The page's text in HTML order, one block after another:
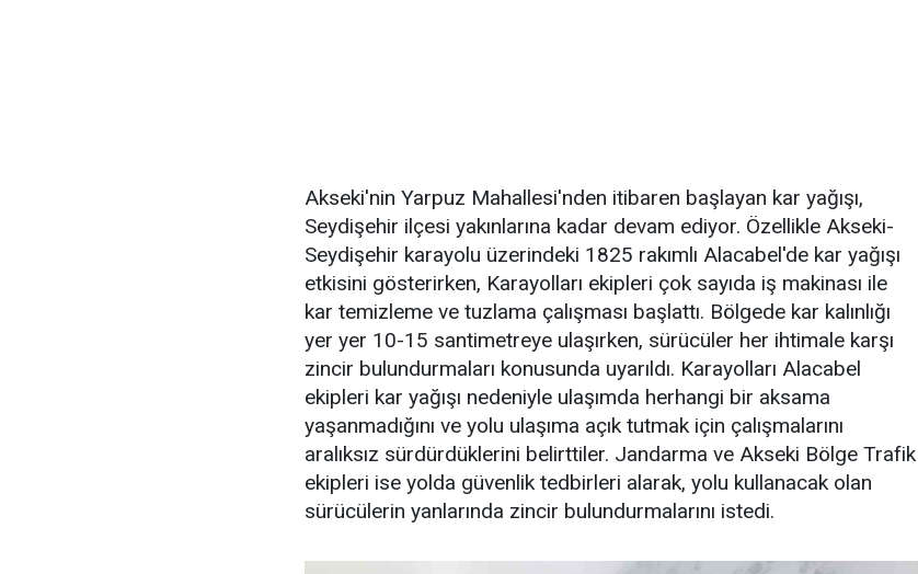
Akseki'nin Yarpuz Mahallesi'nden itibaren başlayan kar yağışı,
Seydişehir ilçesi yakınlarına kadar devam ediyor. Özellikle Akseki-
Seydişehir karayolu üzerindeki 1825 rakımlı Alacabel'de kar yağışı
etkisini gösterirken, Karayolları ekipleri çok sayıda iş makinası ile
kar temizleme ve tuzlama çalışması başlattı. Bölgede kar kalınlığı
yer yer 10-15 santimetreye ulaşırken, sürücüler her ihtimale karşı
zincir bulundurmaları konusunda uyarıldı. Karayolları Alacabel
ekipleri kar yağışı nedeniyle ulaşımda herhangi bir aksama
yaşanmadığını ve yolu ulaşıma açık tutmak için çalışmalarını
aralıksız sürdürdüklerini belirttiler. Jandarma ve Akseki Bölge Trafik
ekipleri ise yolda güvenlik tedbirleri alarak, yolu kullanacak olan
sürücülerin yanlarında zincir bulundurmalarını istedi.